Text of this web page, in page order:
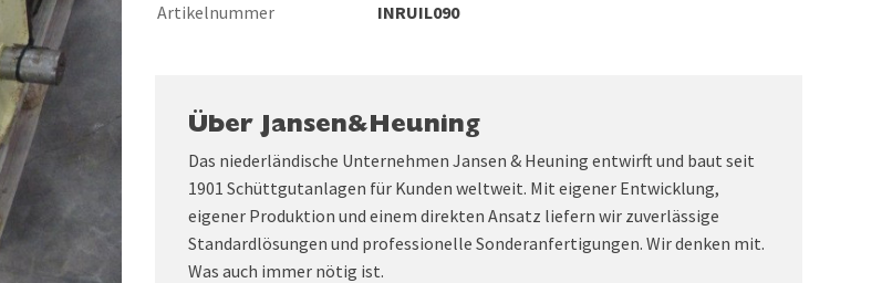
Artikelnummer
INRUIL090
Über Jansen&Heuning
Das niederländische Unternehmen Jansen & Heuning entwirft und baut seit
1901 Schüttgutanlagen für Kunden weltweit. Mit eigener Entwicklung,
eigener Produktion und einem direkten Ansatz liefern wir zuverlässige
Standardlösungen und professionelle Sonderanfertigungen. Wir denken mit.
Was auch immer nötig ist.